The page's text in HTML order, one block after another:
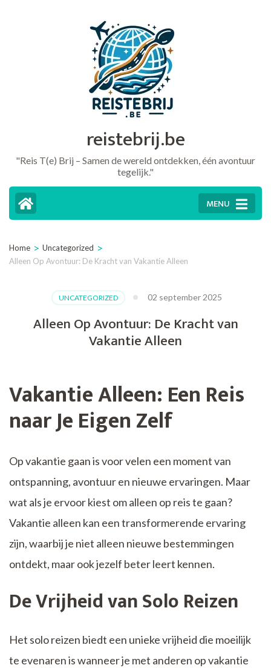
reistebrij.be
"Reis T(e) Brij – Samen de wereld ontdekken, één avontuur
tegelijk."
MENU
Home > Uncategorized >
Alleen Op Avontuur: De Kracht van Vakantie Alleen
UNCATEGORIZED 02 september 2025
Alleen Op Avontuur: De Kracht van
Vakantie Alleen
Vakantie Alleen: Een Reis
naar Je Eigen Zelf
Op vakantie gaan is voor velen een moment van
ontspanning, avontuur en nieuwe ervaringen. Maar
wat als je ervoor kiest om alleen op reis te gaan?
Vakantie alleen kan een transformerende ervaring
zijn, waarbij je niet alleen nieuwe bestemmingen
ontdekt, maar ook jezelf beter leert kennen.
De Vrijheid van Solo Reizen
Het solo reizen biedt een unieke vrijheid die moeilijk
te evenaren is wanneer je met anderen op vakantie